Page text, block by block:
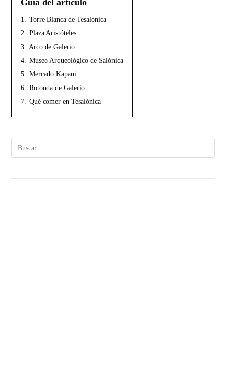
Guía del artículo
1.
Torre Blanca de Tesalónica
2.
Plaza Aristóteles
3.
Arco de Galerio
4.
Museo Arqueológico de Salónica
5.
Mercado Kapani
6.
Rotonda de Galerio
7.
Qué comer en Tesalónica